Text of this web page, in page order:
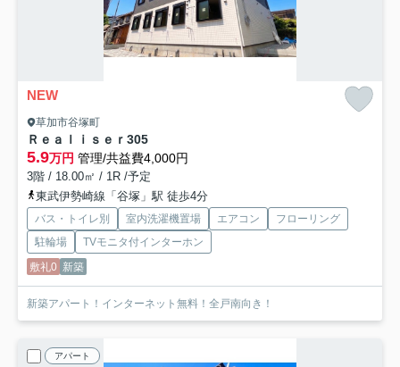
NEW
草加市谷塚町
Ｒｅａｌｉｓｅｒ 305
5.9万円 管理/共益費4,000円
3階 / 18.00㎡ / 1R /予定
東武伊勢崎線「谷塚」駅 徒歩4分
バス・トイレ別 室内洗濯機置場 エアコン
フローリング
駐輪場
TVモニタ付インターホン
敷礼0 新築
新築アパート！インターネット無料！全戸南向き！
アパート